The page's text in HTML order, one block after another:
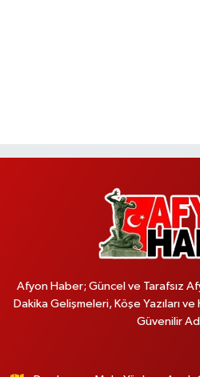
Afyon Haber; Güncel ve Tarafsız
Dakika Gelişmeleri, Köşe Yazıları
Güvenilir